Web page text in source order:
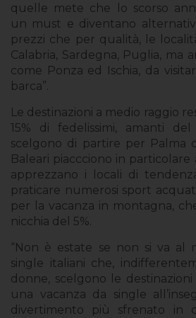
quelle mete che lo scorso
un must e diventano
prezzi che per qualità, le
Calabria, Sardegna, Puglia, ma
come Ponza ed Ischia, da
barca”.
Le destinazioni a medio raggio
15% di fedelissimi, amanti
scelgono di partire per Palma
Baleari piaccciono in
apprezzano i locali di
praticare numerosi sport
per la vacanza in montagna,
nicchia del 5%.
“Non è estate se non si va al
single italiani che,
donne, scelgono le
una vacanza da single
divertimento più sfrenato in